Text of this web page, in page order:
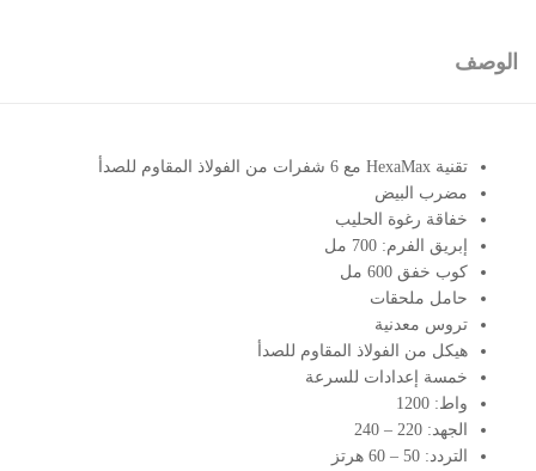
الوصف
تقنية HexaMax مع 6 شفرات من الفولاذ المقاوم للصدأ
مضرب البيض
خفاقة رغوة الحليب
إبريق الفرم: 700 مل
كوب خفق 600 مل
حامل ملحقات
تروس معدنية
هيكل من الفولاذ المقاوم للصدأ
خمسة إعدادات للسرعة
واط: 1200
الجهد: 220 – 240
التردد: 50 – 60 هرتز